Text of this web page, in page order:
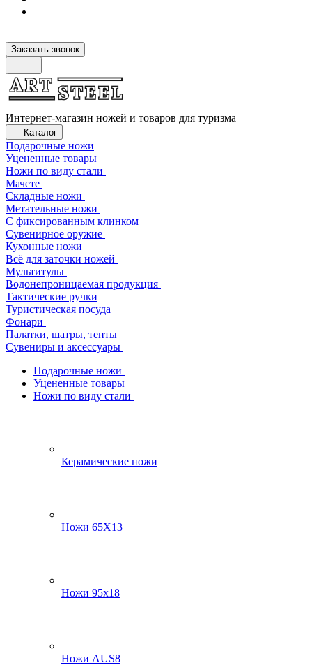
Заказать звонок
Интернет-магазин ножей и товаров для туризма
Каталог
Подарочные ножи
Уцененные товары
Ножи по виду стали
Мачете
Складные ножи
Метательные ножи
С фиксированным клинком
Сувенирное оружие
Кухонные ножи
Всё для заточки ножей
Мультитулы
Водонепроницаемая продукция
Тактические ручки
Туристическая посуда
Фонари
Палатки, шатры, тенты
Сувениры и аксессуары
Подарочные ножи
Уцененные товары
Ножи по виду стали
Керамические ножи
Ножи 65Х13
Ножи 95х18
Ножи AUS8